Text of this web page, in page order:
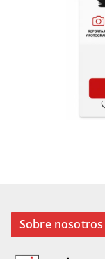
Sobre nosotros